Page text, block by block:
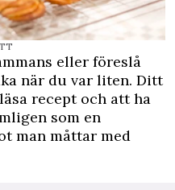
eller föreslå
när du var liten. Ditt
recept och att ha
som en
man måttar med